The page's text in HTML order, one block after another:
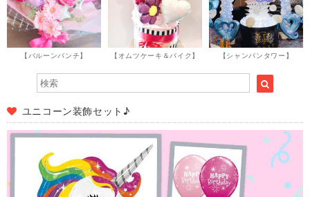
【バルーンバンチ】 【オムツケーキ＆バイク】 【シャンパンタワー】
ユニコーン装飾セット♪